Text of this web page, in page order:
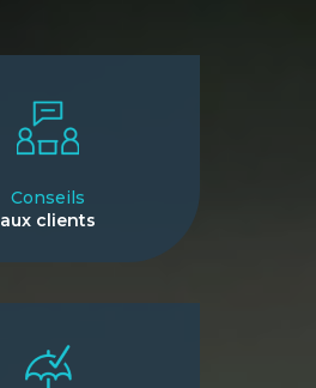
Conseils
aux clients